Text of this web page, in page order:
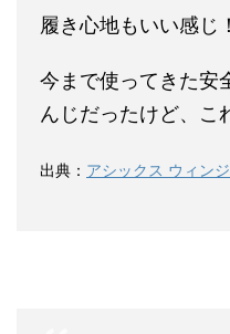
履き心地もいい感じ！
今まで使ってきた安
んじだったけど、こ
出典： アシックス ウィン